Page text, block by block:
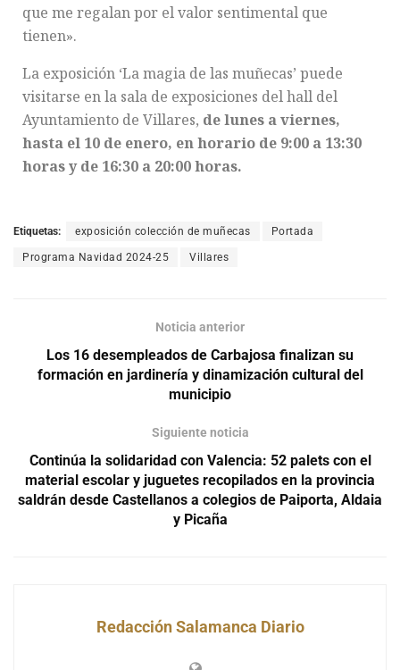
que me regalan por el valor sentimental que
tienen».
La exposición ‘La magia de las muñecas’ puede
visitarse en la sala de exposiciones del hall del
Ayuntamiento de Villares, de lunes a viernes,
hasta el 10 de enero, en horario de 9:00 a 13:30
horas y de 16:30 a 20:00 horas.
Etiquetas: exposición colección de muñecas Portada
Programa Navidad 2024-25 Villares
Noticia anterior
Los 16 desempleados de Carbajosa finalizan su
formación en jardinería y dinamización cultural del
municipio
Siguiente noticia
Continúa la solidaridad con Valencia: 52 palets con el
material escolar y juguetes recopilados en la provincia
saldrán desde Castellanos a colegios de Paiporta, Aldaia
y Picaña
Redacción Salamanca Diario